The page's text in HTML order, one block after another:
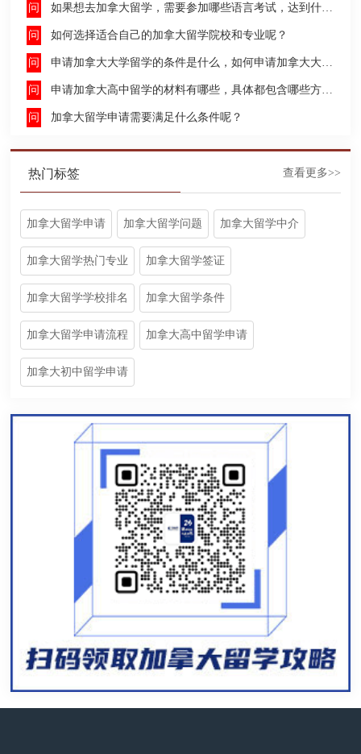
如果想去加拿大留学，需要参加哪些语言考试，达到什么水平才能申请呢？
如何选择适合自己的加拿大留学院校和专业呢？
申请加拿大大学留学的条件是什么，如何申请加拿大大学留学，留学的费用及签证申请流程是什么？
申请加拿大高中留学的材料有哪些，具体都包含哪些方面呢？
加拿大留学申请需要满足什么条件呢？
热门标签 查看更多>>
加拿大留学申请 加拿大留学问题 加拿大留学中介
加拿大留学热门专业 加拿大留学签证
加拿大留学学校排名 加拿大留学条件
加拿大留学申请流程 加拿大高中留学申请
加拿大初中留学申请